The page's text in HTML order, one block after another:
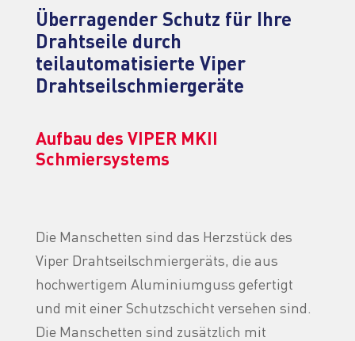
Überragender Schutz für Ihre
Drahtseile durch
teilautomatisierte Viper
Drahtseilschmiergeräte
Aufbau des VIPER MKII
Schmiersystems
Die Manschetten sind das Herzstück des
Viper Drahtseilschmiergeräts, die aus
hochwertigem Aluminiumguss gefertigt
und mit einer Schutzschicht versehen sind.
Die Manschetten sind zusätzlich mit